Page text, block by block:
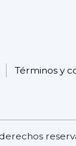
Términos y